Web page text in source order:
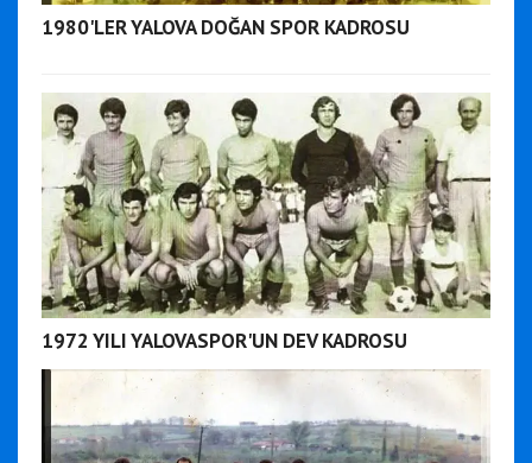
1980'LER YALOVA DOĞAN SPOR KADROSU
1972 YILI YALOVASPOR'UN DEV KADROSU